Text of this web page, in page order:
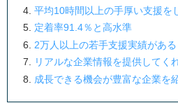
平均10時間以上の手厚い支援を
定着率91.4％と高水準
2万人以上の若手支援実績がある
リアルな企業情報を提供してく
成長できる機会が豊富な企業を